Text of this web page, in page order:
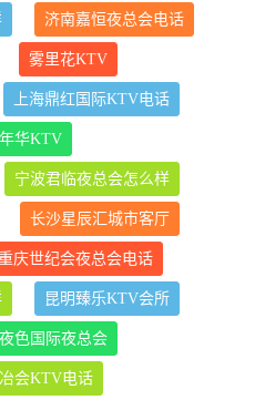
济南嘉恒夜总会电话
雾里花KTV
上海鼎红国际KTV电话
华KTV
宁波君临夜总会怎么样
长沙星辰汇城市客厅
庆世纪会夜总会电话
昆明臻乐KTV会所
色国际夜总会
会KTV电话